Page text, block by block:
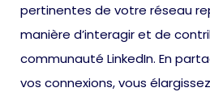
pertinentes de votre réseau
manière d’interagir et de
communauté LinkedIn. En
vos connexions, vous